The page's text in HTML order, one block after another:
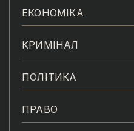
ЕКОНОМІКА
КРИМІНАЛ
ПОЛІТИКА
ПРАВО